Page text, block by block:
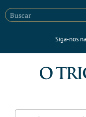
Siga-nos